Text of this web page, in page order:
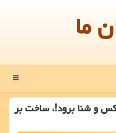
ما
منو
و شنا برود!، ساخت بر